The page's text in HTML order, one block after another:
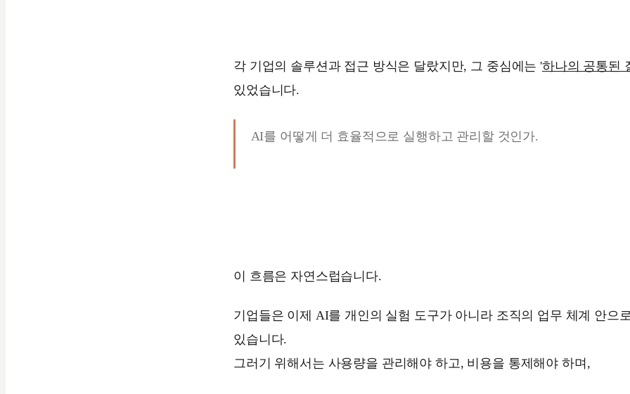
각 기업의 솔루션과 접근 방식은 달랐지만, 그 중심에는 '하나의 공통된
있었습니다.
AI를 어떻게 더 효율적으로 실행하고 관리할 것인가.
이 흐름은 자연스럽습니다.
기업들은 이제 AI를 개인의 실험 도구가 아니라 조직의 업무 체계 안으
있습니다.
그러기 위해서는 사용량을 관리해야 하고, 비용을 통제해야 하며,